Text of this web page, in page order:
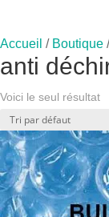
Accueil / Boutique
anti
Voici le seul résultat